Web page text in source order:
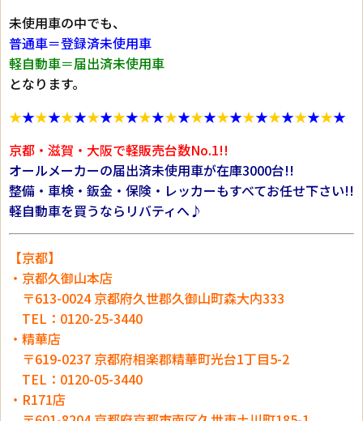
未使用車の中でも、
普通車＝登録済未使用車
軽自動車＝届出済未使用車
となります。
★★★★★★★★★★★★★★★★★★★★★★★★★★
京都・滋賀・大阪で軽販売台数No.1!!
オールメーカーの届出済未使用車が在庫3000台!!
整備・車検・鈑金・保険・レッカーもすべてお任せ下さい!!
軽自動車を買うならリバティへ♪
【京都】
・京都久御山本店
〒613-0024 京都府久世郡久御山町森大内333
TEL：0120-25-3440
・精華店
〒619-0237 京都府相楽郡精華町光台1丁目5-2
TEL：0120-05-3440
・R171店